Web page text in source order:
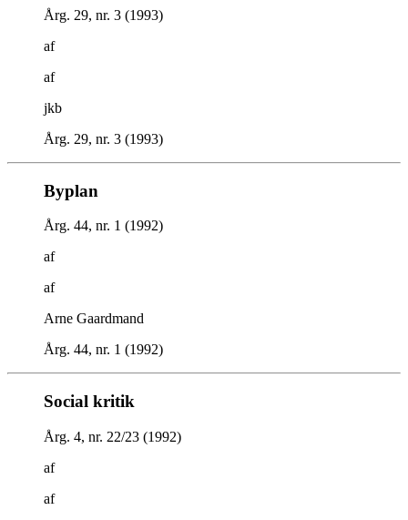
Årg. 29, nr. 3 (1993)
af
af
jkb
Årg. 29, nr. 3 (1993)
Byplan
Årg. 44, nr. 1 (1992)
af
af
Arne Gaardmand
Årg. 44, nr. 1 (1992)
Social kritik
Årg. 4, nr. 22/23 (1992)
af
af